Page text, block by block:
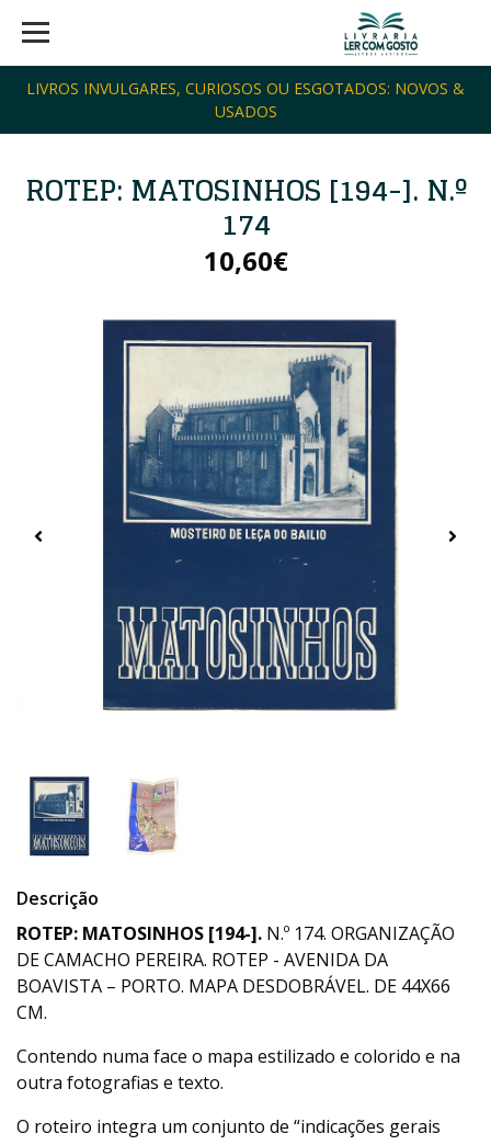
LIVROS INVULGARES, CURIOSOS OU ESGOTADOS: NOVOS &
USADOS
ROTEP: MATOSINHOS [194-]. N.º
174
10,60€
Descrição
ROTEP: MATOSINHOS [194-]. N.º 174. ORGANIZAÇÃO
DE CAMACHO PEREIRA. ROTEP - AVENIDA DA
BOAVISTA – PORTO. MAPA DESDOBRÁVEL. DE 44X66
CM.
Contendo numa face o mapa estilizado e colorido e na
outra fotografias e texto.
O roteiro integra um conjunto de “indicações gerais